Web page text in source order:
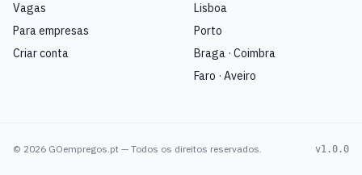
Vagas
Para empresas
Criar conta
Lisboa
Porto
Braga · Coimbra
Faro · Aveiro
© 2026 GOempregos.pt — Todos os direitos reservados. v1.0.0